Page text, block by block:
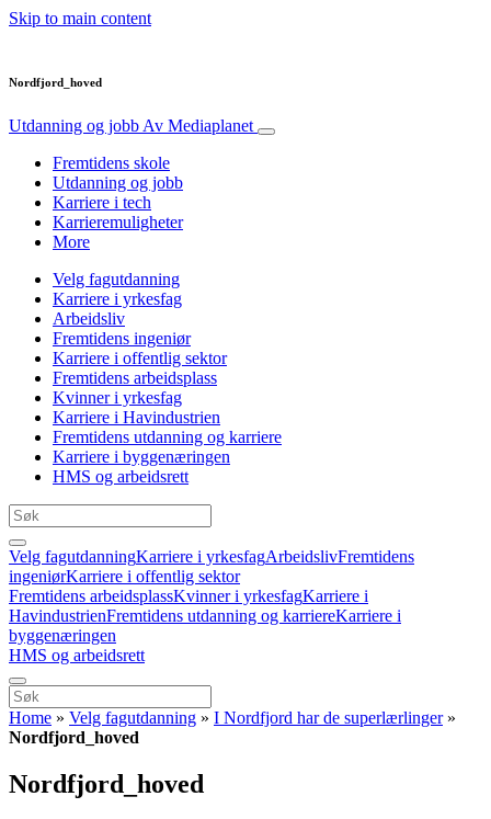
Skip to main content
Nordfjord_hoved
Utdanning og jobb Av Mediaplanet
Fremtidens skole
Utdanning og jobb
Karriere i tech
Karrieremuligheter
More
Velg fagutdanning
Karriere i yrkesfag
Arbeidsliv
Fremtidens ingeniør
Karriere i offentlig sektor
Fremtidens arbeidsplass
Kvinner i yrkesfag
Karriere i Havindustrien
Fremtidens utdanning og karriere
Karriere i byggenæringen
HMS og arbeidsrett
Velg fagutdanningKarriere i yrkesfagArbeidslivFremtidens
ingeniørKarriere i offentlig sektor
Fremtidens arbeidsplassKvinner i yrkesfagKarriere i
HavindustrienFremtidens utdanning og karriereKarriere i
byggenæringen
HMS og arbeidsrett
Home » Velg fagutdanning » I Nordfjord har de superlærlinger»
Nordfjord_hoved
Nordfjord_hoved